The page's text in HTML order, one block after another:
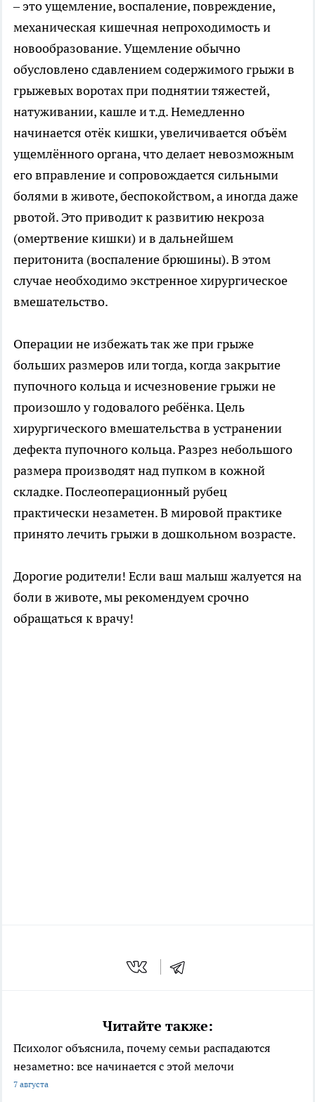
– это ущемление, воспаление, повреждение,
механическая кишечная непроходимость и
новообразование. Ущемление обычно
обусловлено сдавлением содержимого грыжи в
грыжевых воротах при поднятии тяжестей,
натуживании, кашле и т.д. Немедленно
начинается отёк кишки, увеличивается объём
ущемлённого органа, что делает невозможным
его вправление и сопровождается сильными
болями в животе, беспокойством, а иногда даже
рвотой. Это приводит к развитию некроза
(омертвение кишки) и в дальнейшем
перитонита (воспаление брюшины). В этом
случае необходимо экстренное хирургическое
вмешательство.
Операции не избежать так же при грыже
больших размеров или тогда, когда закрытие
пупочного кольца и исчезновение грыжи не
произошло у годовалого ребёнка. Цель
хирургического вмешательства в устранении
дефекта пупочного кольца. Разрез небольшого
размера производят над пупком в кожной
складке. Послеоперационный рубец
практически незаметен. В мировой практике
принято лечить грыжи в дошкольном возрасте.
Дорогие родители! Если ваш малыш жалуется на
боли в животе, мы рекомендуем срочно
обращаться к врачу!
Читайте также:
Психолог объяснила, почему семьи распадаются
незаметно: все начинается с этой мелочи
7 августа